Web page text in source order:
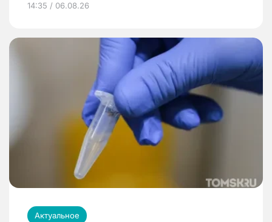
14:35 / 06.08.26
Актуальное